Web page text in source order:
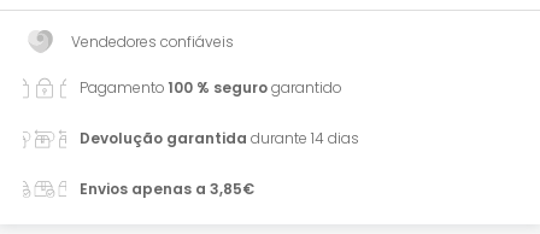
Vendedores confiáveis
Pagamento100 % segurogarantido
Devolução garantida durante 14 dias
Envios apenas a 3,85€